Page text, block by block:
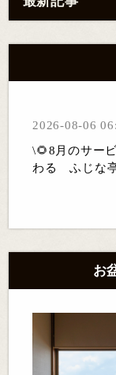
2026-08-06
\🌻8月のサー
わる ふじな
お